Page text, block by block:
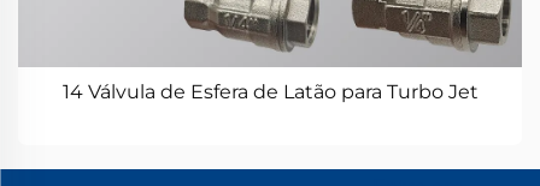
14 Válvula de Esfera de Latão para Turbo Jet